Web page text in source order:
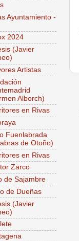
Ayuntamiento -
2024
(Javier
Artistas
Alborch)
en Rivas
Fuenlabrada
de Otoño)
en Rivas
Zarco
de Sajambre
de Dueñas
(Javier